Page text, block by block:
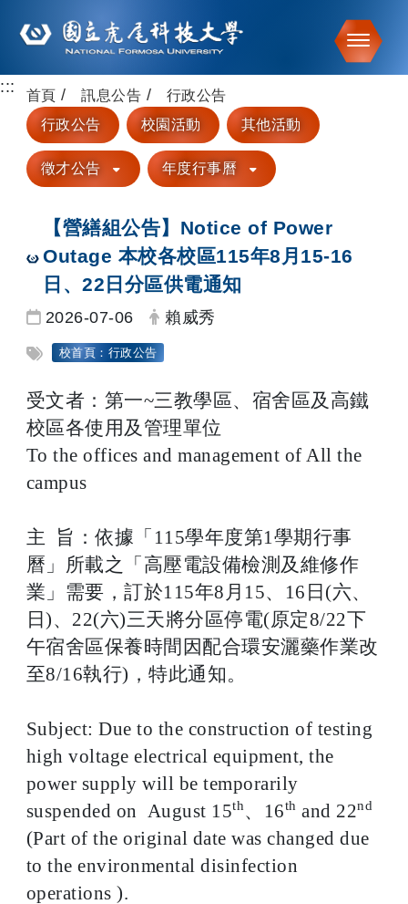
跳到主要內容
::: 首頁 訊息公告
行政公告
行政公告
校園活動 其他活動
徵才公告 年度行事曆
【營繕組公告】Notice of Power
Outage 本校各校區115年8月15-16
日、22日分區供電通知
日期：
2026-07-06 發布者：
賴威秀
標籤：
校首頁：行政公告
受文者：第一~三教學區、宿舍區及高鐵
校區各使用及管理單位
To the offices and management of All the
campus
主 旨：依據「115學年度第1學期行事
曆」所載之「高壓電設備檢測及維修作
業」需要，訂於115年8月15、16日(六、
日)、22(六)三天將分區停電(原定8/22下
午宿舍區保養時間因配合環安灑藥作業改
至8/16執行)，特此通知。
Subject: Due to the construction of testing
high voltage electrical equipment, the
power supply will be temporarily
suspended on August 15th、16th and 22nd
(Part of the original date was changed due
to the environmental disinfection
operations ).